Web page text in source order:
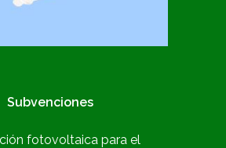
Subvenciones
fotovoltaica para el